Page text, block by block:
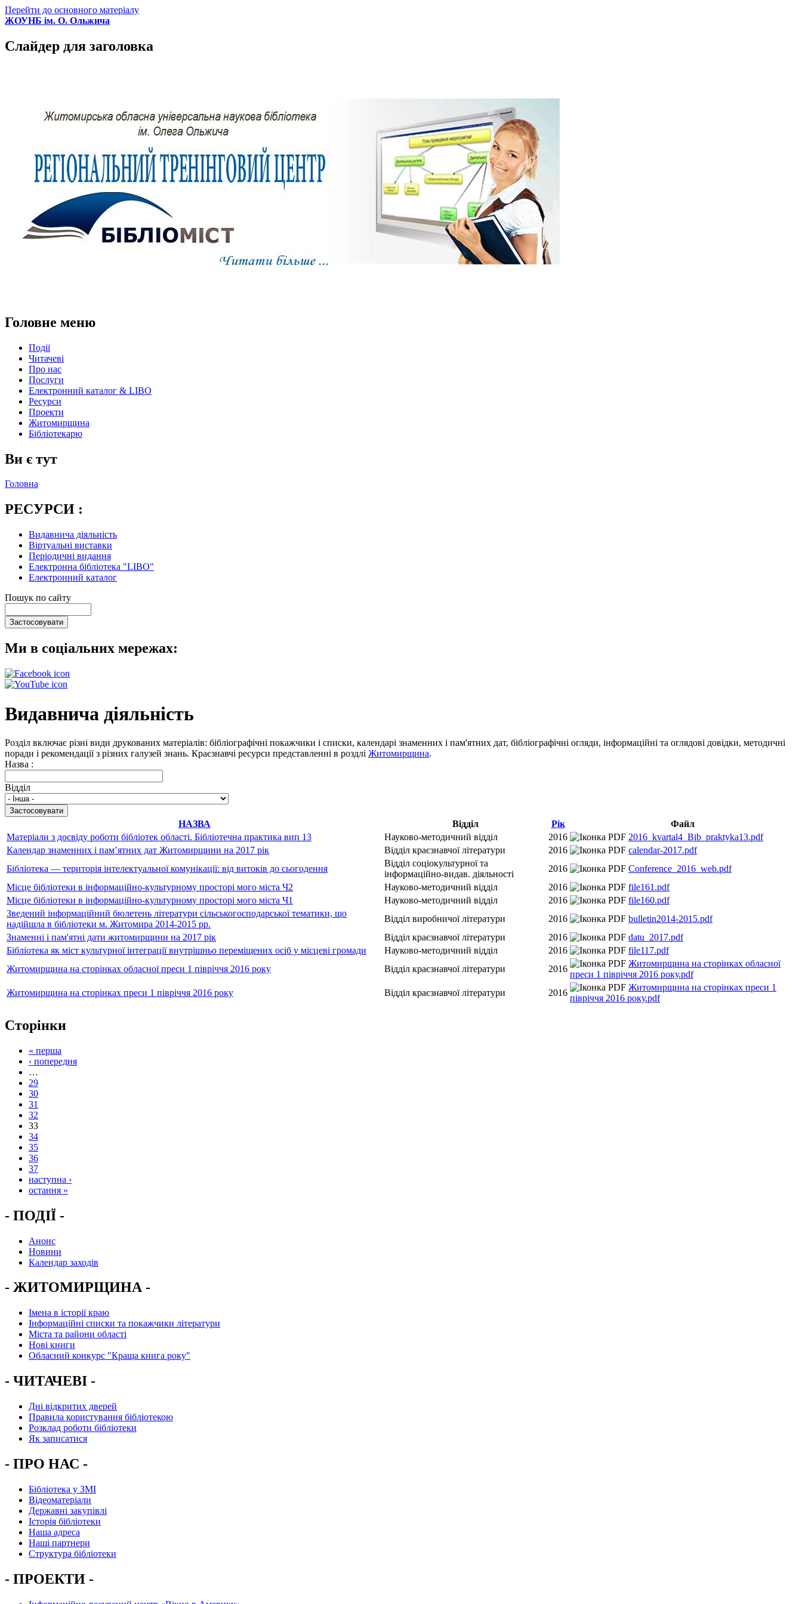
Перейти до основного матеріалу
ЖОУНБ ім. О. Ольжича
Слайдер для заголовка
Головне меню
Події
Читачеві
Про нас
Послуги
Електронний каталог & LIBO
Ресурси
Проекти
Житомирщина
Бібліотекарю
Ви є тут
Головна
РЕСУРСИ :
Видавнича діяльність
Віртуальні виставки
Періодичні видання
Електронна бібліотека "LIBO"
Електронний каталог
Пошук по сайту
Ми в соціальних мережах:
Видавнича діяльність
Розділ включає різні види друкованих матеріалів: бібліографічні покажчики і списки, календарі знаменних і пам'ятних дат, бібліографічні огляди, інформаційні та оглядові довідки, методичні
поради і рекомендації з різних галузей знань. Краєзнавчі ресурси представленні в роздлі Житомирщина.
Назва :
Відділ
НАЗВА Відділ Рік
Файл
Матеріали з досвіду роботи бібліотек області. Бібліотечна практика вип 13
Науково-методичний відділ 2016
2016_kvartal4_Bib_praktyka13.pdf
Календар знаменних і пам’ятних дат Житомирщини на 2017 рік
Відділ краєзнавчої літератури 2016
calendar-2017.pdf
Бібліотека — територія інтелектуальної комунікації: від витоків до сьогодення
Відділ соціокультурної та
інформаційно-видав. діяльності
2016
Conference_2016_web.pdf
Місце бібліотеки в інформаційно-культурному просторі мого міста Ч2
Науково-методичний відділ 2016
file161.pdf
Місце бібліотеки в інформаційно-культурному просторі мого міста Ч1
Науково-методичний відділ 2016
file160.pdf
Зведений інформаційний бюлетень літератури сільськогосподарської тематики, що
надійшла в бібліотеки м. Житомира 2014-2015 рр.
Відділ виробничої літератури 2016
bulletin2014-2015.pdf
Знаменні і пам'ятні дати житомирщини на 2017 рік
Відділ краєзнавчої літератури 2016
datu_2017.pdf
Бібліотека як міст культурної інтеграції внутрішньо переміщених осіб у місцеві громади
Науково-методичний відділ 2016
file117.pdf
Житомирщина на сторінках обласної преси 1 півріччя 2016 року
Відділ краєзнавчої літератури 2016
Житомирщина на сторінках обласної
преси 1 півріччя 2016 року.pdf
Житомирщина на сторінках преси 1 півріччя 2016 року
Відділ краєзнавчої літератури 2016
Житомирщина на сторінках преси 1
півріччя 2016 року.pdf
Сторінки
« перша
‹ попередня
…
29
30
31
32
33
34
35
36
37
наступна ›
остання »
- ПОДІЇ -
Анонс
Новини
Календар заходів
- ЖИТОМИРЩИНА -
Імена в історії краю
Інформаційні списки та покажчики літератури
Міста та райони області
Нові книги
Обласний конкурс "Краща книга року"
- ЧИТАЧЕВІ -
Дні відкритих дверей
Правила користування бібліотекою
Розклад роботи бібліотеки
Як записатися
- ПРО НАС -
Бібліотека у ЗМІ
Відеоматеріали
Державні закупівлі
Історія бібліотеки
Наша адреса
Наші партнери
Структура бібліотеки
- ПРОЕКТИ -